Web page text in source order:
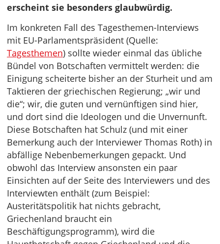
erscheint sie besonders glaubwürdig.
Im konkreten Fall des Tagesthemen-Interviews
mit EU-Parlamentspräsident (Quelle:
Tagesthemen) sollte wieder einmal das übliche
Bündel von Botschaften vermittelt werden: die
Einigung scheiterte bisher an der Sturheit und am
Taktieren der griechischen Regierung; „wir und
die“; wir, die guten und vernünftigen sind hier,
und dort sind die Ideologen und die Unvernunft.
Diese Botschaften hat Schulz (und mit einer
Bemerkung auch der Interviewer Thomas Roth) in
abfällige Nebenbemerkungen gepackt. Und
obwohl das Interview ansonsten ein paar
Einsichten auf der Seite des Interviewers und des
Interviewten enthält (zum Beispiel:
Austeritätspolitik hat nichts gebracht,
Griechenland braucht ein
Beschäftigungsprogramm), wird die